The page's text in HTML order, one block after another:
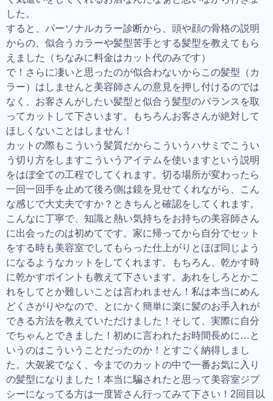
した。
すると、パーソナルカラー診断から、頭や顔の骨格の説明
からの、似合うカラーや髪型苦手とする髪型を教えてもら
えました（ちなみに料金はカット代のみです）
で！さらに凄いと思ったのが似合わないからこの髪型（カ
ラー）はしませんと美容師さんの意見を押し付けるのでは
なく、お客さんがしたい髪型と似合う髪型のバランスを取
ってカットして下さいます。もちろんお客さんが絶対して
ほしくないことはしません！
カットの際もこういう髪質だからこういうハサミでこうい
う切り方をしますこういうアイテムを使いますという説明
をはぼ全ての工程でしてくれます。切る場所が変わったら
一回一回手を止めて後ろ側は鏡を見せてくれながら、こん
な感じで大丈夫ですか？ときちんと確認をしてくれます。
こんなに丁寧で、知識と熱い気持ちをお持ちの美容師さん
に出会ったのは初めてです。家に帰ってから自分でセット
をする時も美容室でしてもらった仕上がりとほぼ同じよう
になるようなカットをしてくれます。もちろん、乾かす時
に乾かすポイントも教えて下さいます。あれをしろとかこ
れをしてとか難しいことは言われません！私は本当にめん
どくさがりやなので、とにかく簡単に楽に髪のお手入れが
できる方法を教えていただけました！そして、実際に自分
でちゃんとできました！初めに言われたお時間長めに…と
いうのはこういうことだったのか！とすごく納得しまし
た。大袈裟でなく、今までのカットの中で一番お気に入り
の髪型になりました！本当に騙されたと思って美容室ジプ
シーになってる方は一度皆さん行ってみて下さい！2回目以